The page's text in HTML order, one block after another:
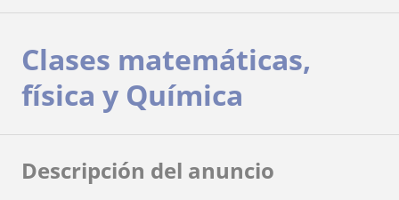
Clases matemáticas,
física y Química
Descripción del anuncio